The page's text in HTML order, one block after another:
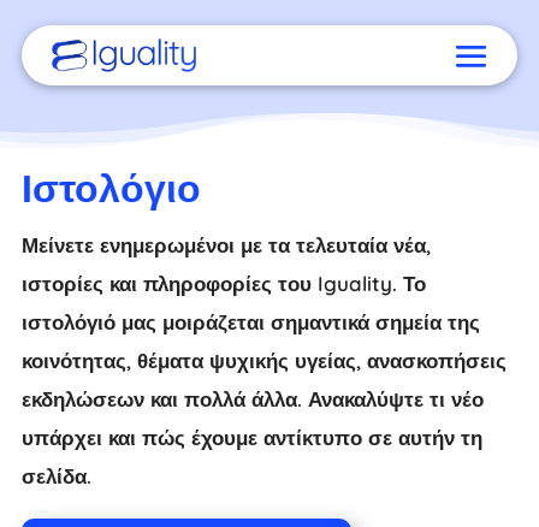
Ιστολόγιο
Μείνετε ενημερωμένοι με τα τελευταία νέα,
ιστορίες και πληροφορίες του Iguality. Το
ιστολόγιό μας μοιράζεται σημαντικά σημεία της
κοινότητας, θέματα ψυχικής υγείας, ανασκοπήσεις
εκδηλώσεων και πολλά άλλα. Ανακαλύψτε τι νέο
υπάρχει και πώς έχουμε αντίκτυπο σε αυτήν τη
σελίδα.